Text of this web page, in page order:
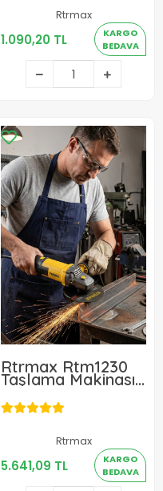
Rtrmax
1.090,20 TL
KARGO
BEDAVA
1.090,20 TL
Sepete Ekle
Rtrmax Rtm1230
Taşlama Makinası
2300W 230mm
Rtrmax
5.641,09 TL
KARGO
BEDAVA
5.641,09 TL
Sepete Ekle